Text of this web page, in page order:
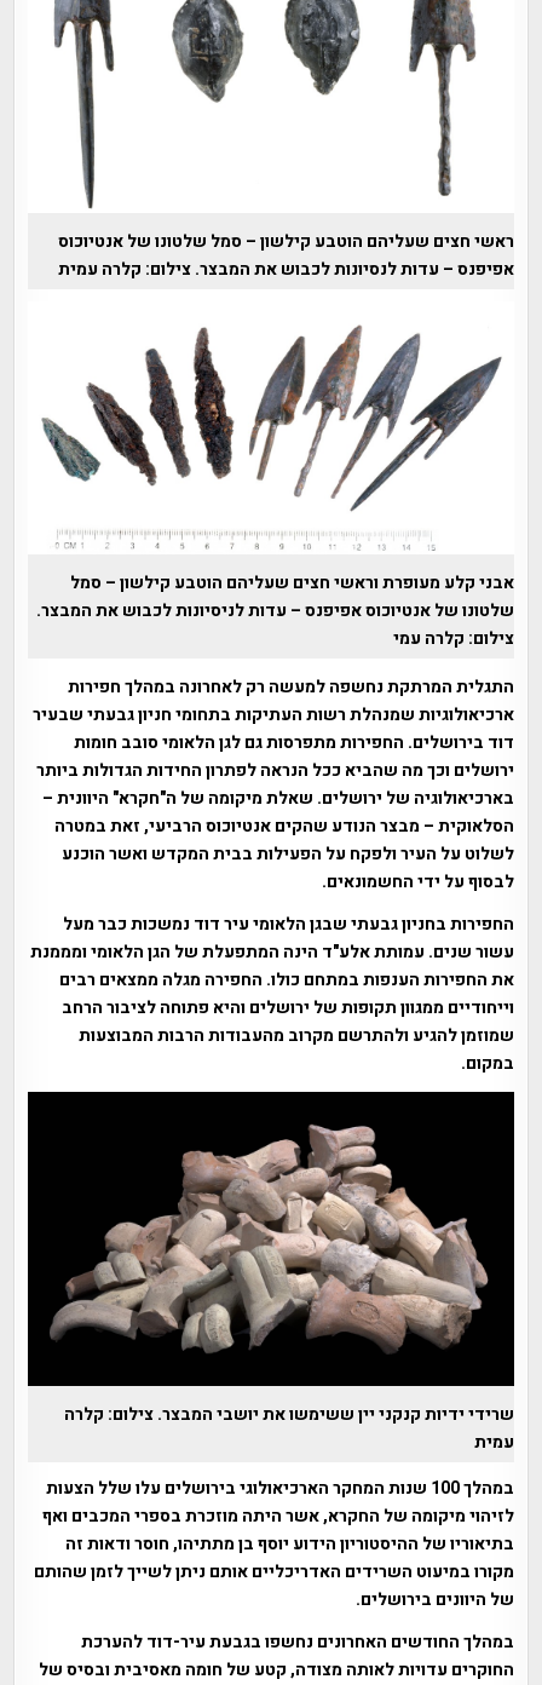
ראשי חצים שעליהם הוטבע קילשון – סמל שלטונו של אנטיוכוס
אפיפנס – עדות לנסיונות לכבוש את המבצר. צילום: קלרה עמית
אבני קלע מעופרת וראשי חצים שעליהם הוטבע קילשון – סמל
שלטונו של אנטיוכוס אפיפנס – עדות לניסיונות לכבוש את המבצר.
צילום: קלרה עמי
התגלית המרתקת נחשפה למעשה רק לאחרונה במהלך חפירות
ארכיאולוגיות שמנהלת רשות העתיקות בתחומי חניון גבעתי שבעיר
דוד בירושלים. החפירות מתפרסות גם לגן הלאומי סובב חומות
ירושלים וכך מה שהביא ככל הנראה לפתרון החידות הגדולות ביותר
בארכיאולוגיה של ירושלים. שאלת מיקומה של ה"חקרא" היוונית –
הסלאוקית – מבצר הנודע שהקים אנטיוכוס הרביעי, זאת במטרה
לשלוט על העיר ולפקח על הפעילות בבית המקדש ואשר הוכנע
לבסוף על ידי החשמונאים.
החפירות בחניון גבעתי שבגן הלאומי עיר דוד נמשכות כבר מעל
עשור שנים. עמותת אלע"ד הינה המתפעלת של הגן הלאומי ומממנת
את החפירות הענפות במתחם כולו. החפירה מגלה ממצאים רבים
וייחודיים ממגוון תקופות של ירושלים והיא פתוחה לציבור הרחב
שמוזמן להגיע ולהתרשם מקרוב מהעבודות הרבות המבוצעות
במקום.
שרידי ידיות קנקני יין ששימשו את יושבי המבצר. צילום: קלרה
עמית
במהלך 100 שנות המחקר הארכיאולוגי בירושלים עלו שלל הצעות
לזיהוי מיקומה של החקרא, אשר היתה מוזכרת בספרי המכבים ואף
בתיאוריו של ההיסטוריון הידוע יוסף בן מתתיהו, חוסר ודאות זה
מקורו במיעוט השרידים האדריכליים אותם ניתן לשייך לזמן שהותם
של היוונים בירושלים.
במהלך החודשים האחרונים נחשפו בגבעת עיר-דוד להערכת
החוקרים עדויות לאותה מצודה, קטע של חומה מאסיבית ובסיס של